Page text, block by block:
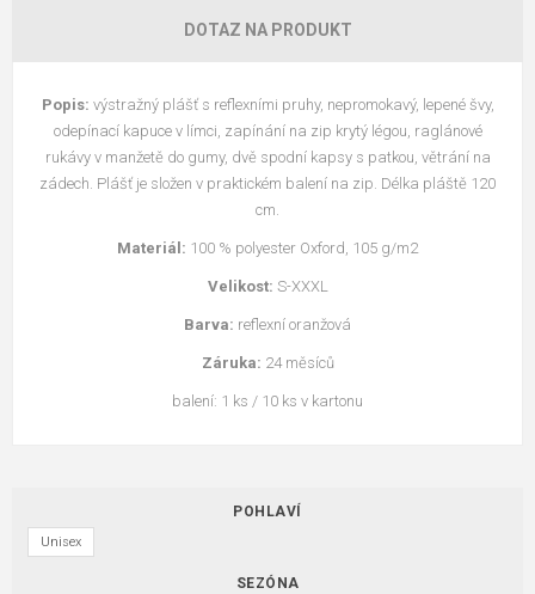
DOTAZ NA PRODUKT
Popis: výstražný plášť s reflexními pruhy, nepromokavý, lepené švy,
odepínací kapuce v límci, zapínání na zip krytý légou, raglánové
rukávy v manžetě do gumy, dvě spodní kapsy s patkou, větrání na
zádech. Plášť je složen v praktickém balení na zip. Délka pláště 120
cm.
Materiál: 100 % polyester Oxford, 105 g/m2
Velikost: S-XXXL
Barva: reflexní oranžová
Záruka: 24 měsíců
balení: 1 ks / 10 ks v kartonu
POHLAVÍ
Unisex
SEZÓNA